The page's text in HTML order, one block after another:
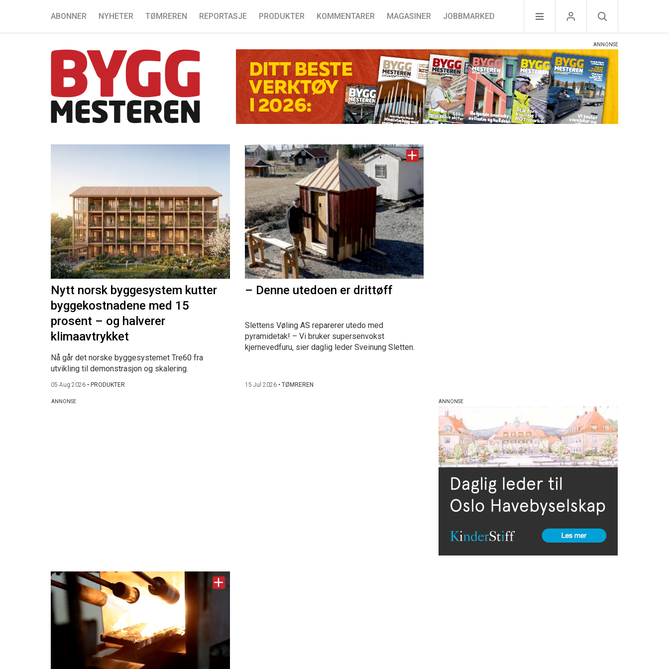
ABONNER NYHETER TØMREREN REPORTASJE PRODUKTER KOMMENTARER MAGASINER JOBBMARKED
Nytt norsk byggesystem kutter
byggekostnadene med 15
prosent – og halverer
klimaavtrykket
Nå går det norske byggesystemet Tre60 fra
utvikling til demonstrasjon og skalering.
05 Aug 2026 • PRODUKTER
– Denne utedoen er drittøff
Slettens Vøling AS reparerer utedo med
pyramidetak! – Vi bruker supersenvokst
kjernevedfuru, sier daglig leder Sveinung Sletten.
15 Jul 2026• TØMREREN